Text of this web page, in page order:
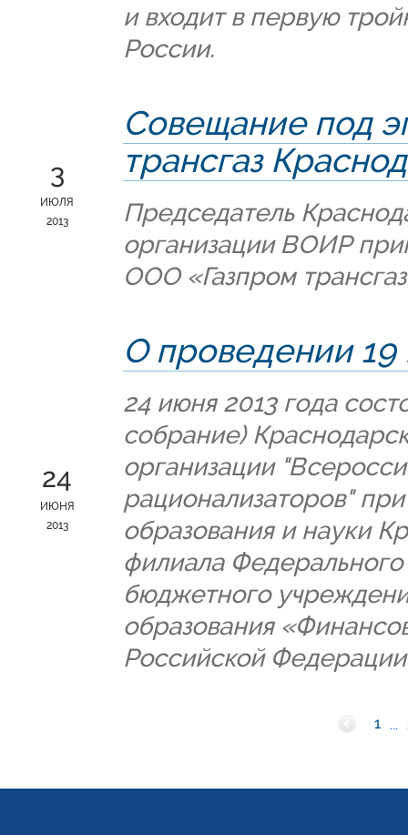
и входит в первую
России.
3
ИЮЛЯ
2013
Совещание под
трансгаз
Председатель
организации ВОИР
ООО «Газпром
24
ИЮНЯ
2013
О проведении
24 июня 2013 года
собрание)
организации
рационализаторов"
образования и науки
филиала Федерального
бюджетного
образования
Российской
1 ...